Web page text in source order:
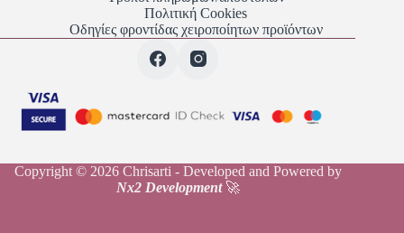
Πολιτική Cookies
Οδηγίες φροντίδας χειροποίητων προϊόντων
Copyright © 2026 Chrisarti - Developed and Powered by
Nx2 Development🚀